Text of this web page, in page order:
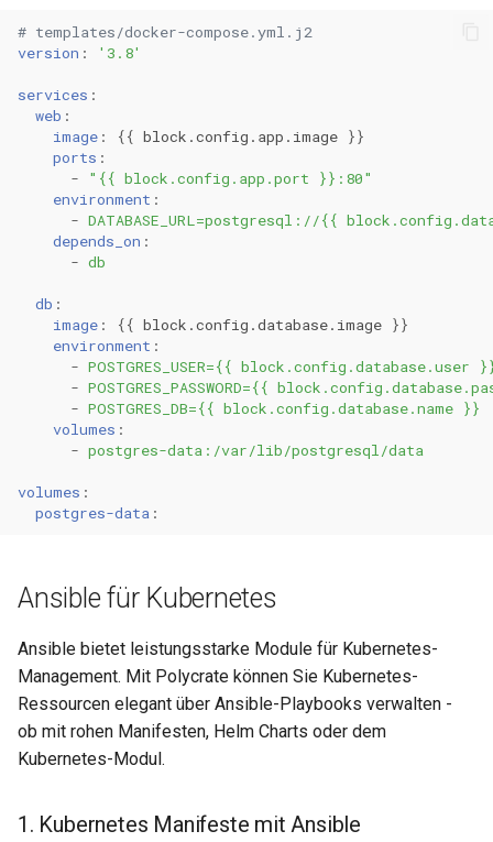
# templates/docker-compose.yml.j2
version : '3.8'
services :
web :
image : {{ block.config.app.image }}
ports :
-
"{{ block.config.app.port
}}:80"
environment :
- DATABASE_URL=postgresql://{{
depends_on :
- db
db :
image : {{ block.config.database.image }}
environment :
- POSTGRES_USER={{ block.config.database.user
- POSTGRES_PASSWORD={{
- POSTGRES_DB={{ block.config.database.name }}
volumes :
- postgres-data:/var/lib/postgresql/data
volumes :
postgres-data :
Ansible für Kubernetes
Ansible bietet leistungsstarke Module für Kubernetes-
Management. Mit Polycrate können Sie Kubernetes-
Ressourcen elegant über Ansible-Playbooks verwalten -
ob mit rohen Manifesten, Helm Charts oder dem
Kubernetes-Modul.
1. Kubernetes Manifeste mit Ansible